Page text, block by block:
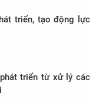
triển, tạo động lực
triển từ xử lý các